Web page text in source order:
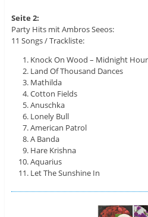
Seite 2:
Party Hits mit Ambros Seeos:
11 Songs / Trackliste:
Knock On Wood – Midnight Hour
Land Of Thousand Dances
Mathilda
Cotton Fields
Anuschka
Lonely Bull
American Patrol
A Banda
Hare Krishna
Aquarius
Let The Sunshine In